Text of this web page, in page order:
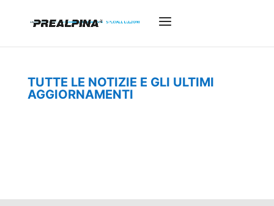
TUTTE LE NOTIZIE E GLI ULTIMI
AGGIORNAMENTI